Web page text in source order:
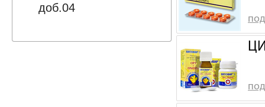
доб.04